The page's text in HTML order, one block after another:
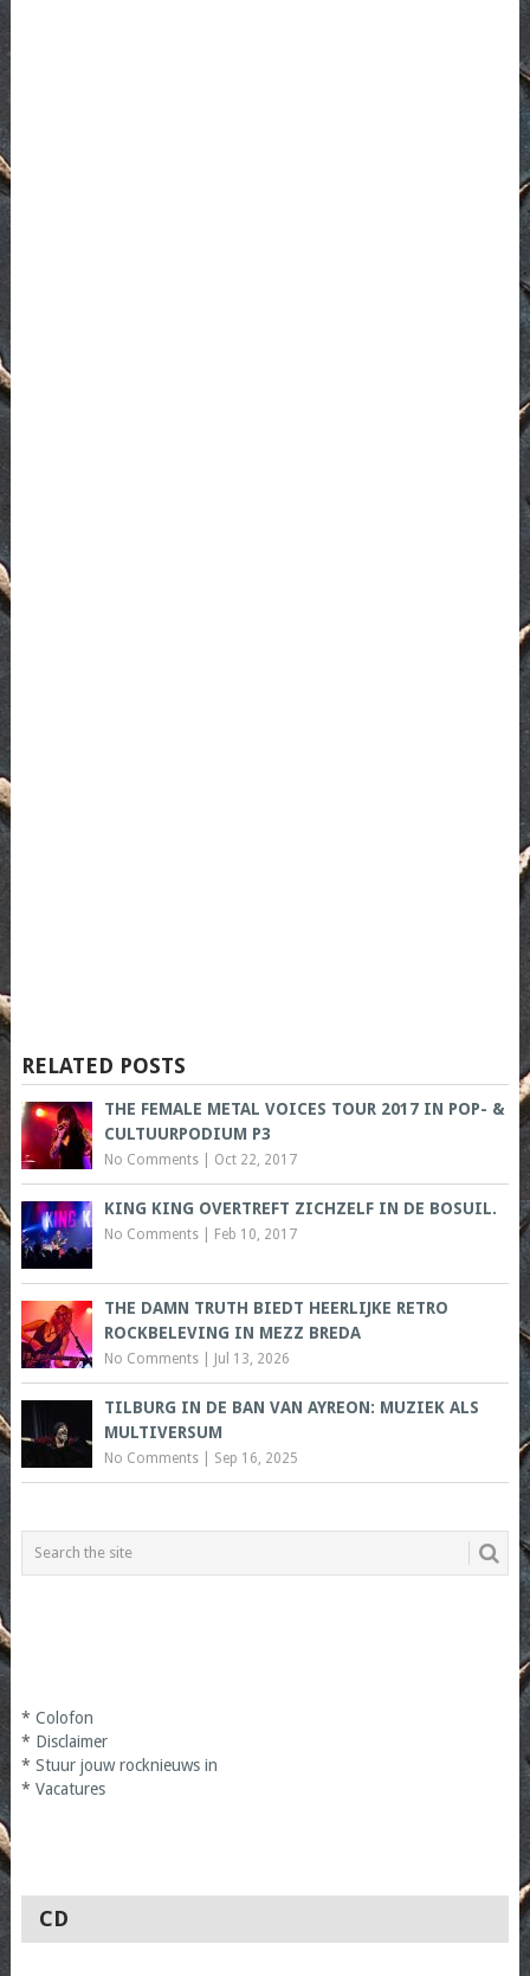
RELATED POSTS
THE FEMALE METAL VOICES TOUR 2017 IN POP- &
CULTUURPODIUM P3
No Comments| Oct 22, 2017
KING KING OVERTREFT ZICHZELF IN DE BOSUIL.
No Comments| Feb 10, 2017
THE DAMN TRUTH BIEDT HEERLIJKE RETRO
ROCKBELEVING IN MEZZ BREDA
No Comments| Jul 13, 2026
TILBURG IN DE BAN VAN AYREON: MUZIEK ALS
MULTIVERSUM
No Comments| Sep 16, 2025
* Colofon
* Disclaimer
* Stuur jouw rocknieuws in
* Vacatures
CD